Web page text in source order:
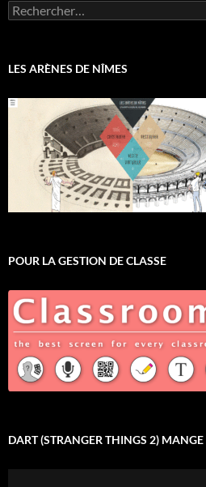
Rechercher :
LES ARÈNES DE NÎMES
POUR LA GESTION DE CLASSE
DART (STRANGER THINGS 2)